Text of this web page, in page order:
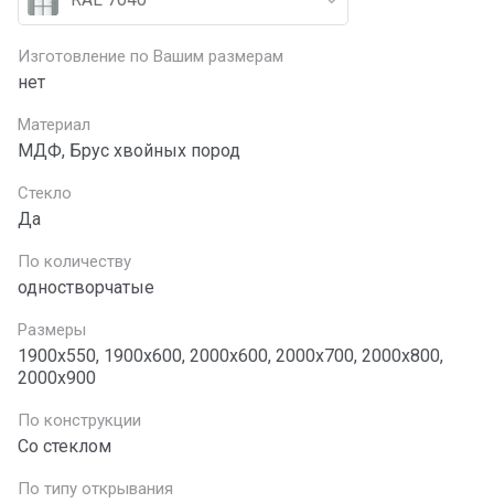
Изготовление по Вашим размерам
нет
Материал
МДФ, Брус хвойных пород
Стекло
Да
По количеству
одностворчатые
Размеры
1900х550, 1900х600, 2000х600, 2000х700, 2000х800,
2000х900
По конструкции
Со стеклом
По типу открывания